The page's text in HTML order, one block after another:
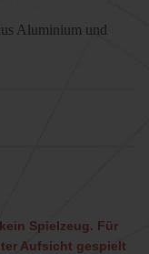
Aluminium und
Spielzeug. Für
Aufsicht gespielt